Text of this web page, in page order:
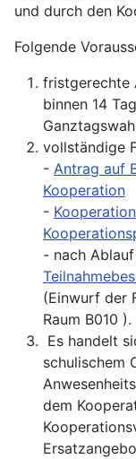
und durch den
Folgende
fristgerechte
binnen 14
vollständige
- Antrag auf
Kooperation
-
- nach
(Einwurf der
Raum B010 ).
Es handelt
schulischem
dem